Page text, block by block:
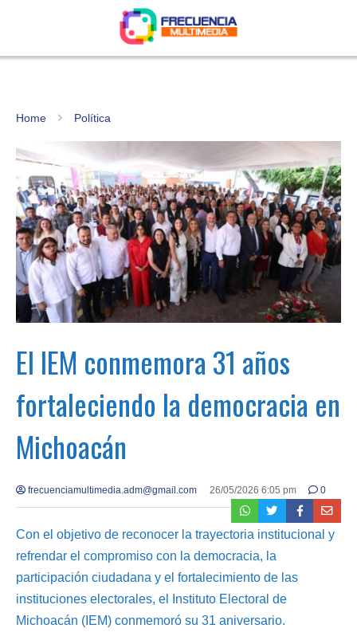
Home Política
El IEM conmemora 31 años
fortaleciendo la democracia en
Michoacán
frecuenciamultimedia.adm@gmail.com 26/05/2026 6:05 pm 0
Con el objetivo de reconocer la trayectoria institucional y
refrendar el compromiso con la democracia, la
participación ciudadana y el fortalecimiento de las
instituciones electorales, el Instituto Electoral de
Michoacán (IEM) conmemoró su 31 aniversario.